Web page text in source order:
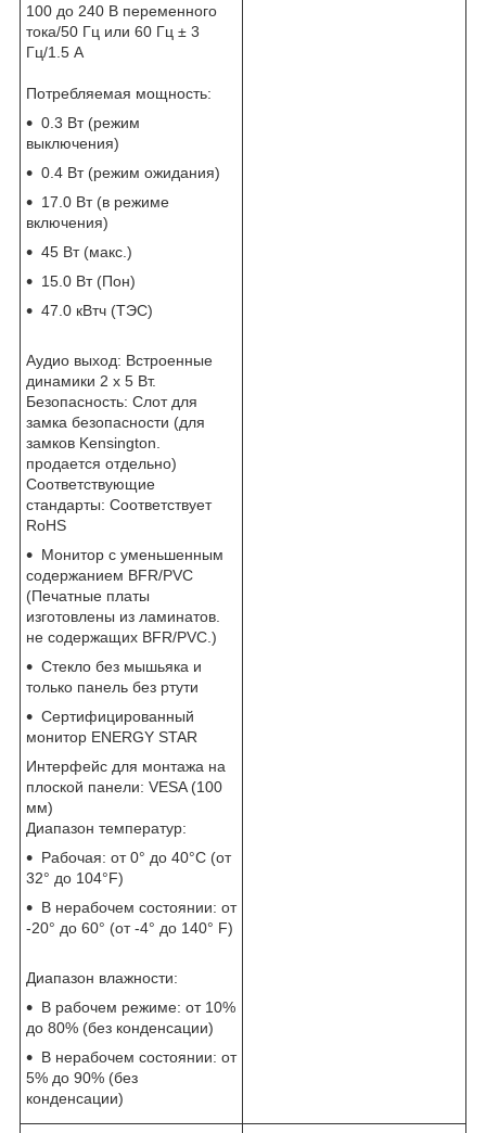
100 до 240 В переменного
тока/50 Гц или 60 Гц ± 3
Гц/1.5 А
Потребляемая мощность:
0.3 Вт (режим
выключения)
0.4 Вт (режим ожидания)
17.0 Вт (в режиме
включения)
45 Вт (макс.)
15.0 Вт (Пон)
47.0 кВтч (ТЭС)
Аудио выход: Встроенные
динамики 2 x 5 Вт.
Безопасность: Слот для
замка безопасности (для
замков Kensington.
продается отдельно)
Соответствующие
стандарты: Соответствует
RoHS
Монитор с уменьшенным
содержанием BFR/PVC
(Печатные платы
изготовлены из ламинатов.
не содержащих BFR/PVC.)
Стекло без мышьяка и
только панель без ртути
Сертифицированный
монитор ENERGY STAR
Интерфейс для монтажа на
плоской панели: VESA (100
мм)
Диапазон температур:
Рабочая: от 0° до 40°C (от
32° до 104°F)
В нерабочем состоянии: от
-20° до 60° (от -4° до 140° F)
Диапазон влажности:
В рабочем режиме: от 10%
до 80% (без конденсации)
В нерабочем состоянии: от
5% до 90% (без
конденсации)